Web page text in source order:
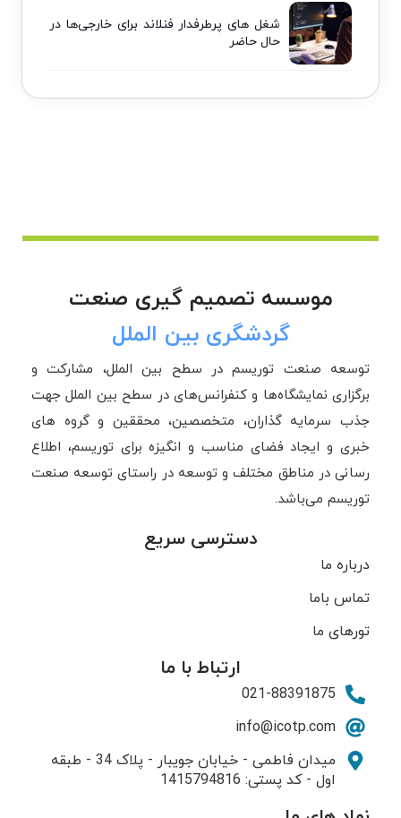
شغل های پرطرفدار فنلاند برای خارجی‌ها در
حال حاضر
موسسه تصمیم گیری صنعت
گردشگری بین الملل
توسعه صنعت توریسم در سطح بین الملل، مشارکت و
برگزاری نمایشگاه‌ها و کنفرانس‌های در سطح بین الملل جهت
جذب سرمایه گذاران، متخصصین، محققین و گروه های
خبری و ایجاد فضای مناسب و انگیزه برای توریسم، اطلاع
رسانی در مناطق مختلف و توسعه در راستای توسعه صنعت
توریسم می‌باشد.
دسترسی سریع
درباره ما
تماس باما
تورهای ما
ارتباط با ما
021-88391875
info@icotp.com
میدان فاطمی - خیابان جویبار - پلاک 34 - طبقه
اول - کد پستی: 1415794816